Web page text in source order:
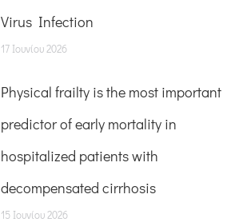
Virus Infection
17 Ιουνίου 2026
Physical frailty is the most important
predictor of early mortality in
hospitalized patients with
decompensated cirrhosis
15 Ιουνίου 2026